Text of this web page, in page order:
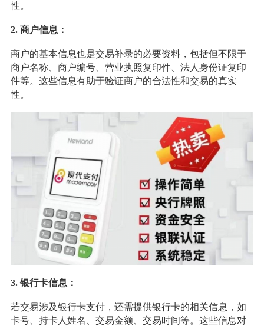
性。
2. 商户信息：
商户的基本信息也是交易补录的必要资料，包括但不限于
商户名称、商户编号、营业执照复印件、法人身份证复印
件等。这些信息有助于验证商户的合法性和交易的真实
性。
3. 银行卡信息：
若交易涉及银行卡支付，还需提供银行卡的相关信息，如
卡号、持卡人姓名、交易金额、交易时间等。这些信息对